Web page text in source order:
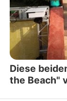
Diese
the Beach"